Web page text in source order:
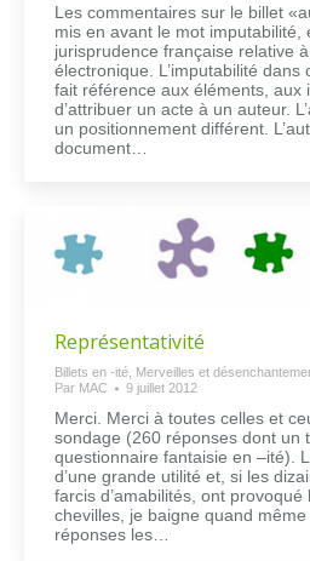
Les commentaires sur le billet
mis en avant le mot imputabilité,
jurisprudence française relative
électronique. L’imputabilité dans
fait référence aux éléments, aux
d’attribuer un acte à un auteur.
un positionnement différent.
document…
Représentativité
Billets en -ité
Merveilles et
Par MAC 9 juillet 2012
Merci. Merci à toutes celles et
sondage (260 réponses dont un
questionnaire fantaisie en –ité).
d’une grande utilité et, si les
farcis d’amabilités, ont
chevilles, je baigne quand
réponses les…